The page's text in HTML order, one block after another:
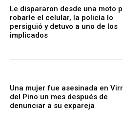
Le dispararon desde una moto
robarle el celular, la policía lo
persiguió y detuvo a uno de los
implicados
Una mujer fue asesinada en
del Pino un mes después de
denunciar a su expareja